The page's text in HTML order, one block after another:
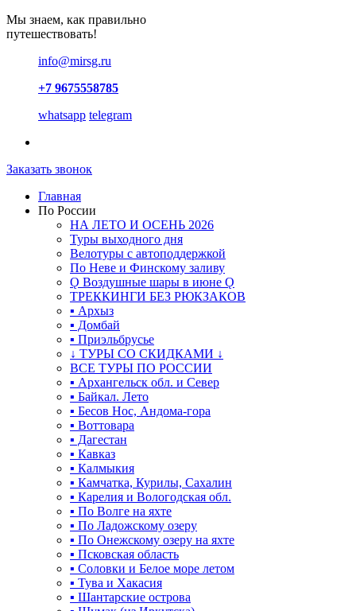
Мы знаем, как правильно
путешествовать!
info@mirsg.ru
+7 9675558785
whatsapp telegram
Заказать звонок
Главная
По России
НА ЛЕТО И ОСЕНЬ 2026
Туры выходного дня
Велотуры с автоподдержкой
По Неве и Финскому заливу
Ǫ Воздушные шары в июне Ǫ
ТРЕККИНГИ БЕЗ РЮКЗАКОВ
▪ Архыз
▪ Домбай
▪ Приэльбрусье
↓ ТУРЫ СО СКИДКАМИ ↓
ВСЕ ТУРЫ ПО РОССИИ
▪ Архангельск обл. и Север
▪ Байкал. Лето
▪ Бесов Нос, Андома-гора
▪ Воттовара
▪ Дагестан
▪ Кавказ
▪ Калмыкия
▪ Камчатка, Курилы, Сахалин
▪ Карелия и Вологодская обл.
▪ По Волге на яхте
▪ По Ладожскому озеру
▪ По Онежскому озеру на яхте
▪ Псковская область
▪ Соловки и Белое море летом
▪ Тува и Хакасия
▪ Шантарские острова